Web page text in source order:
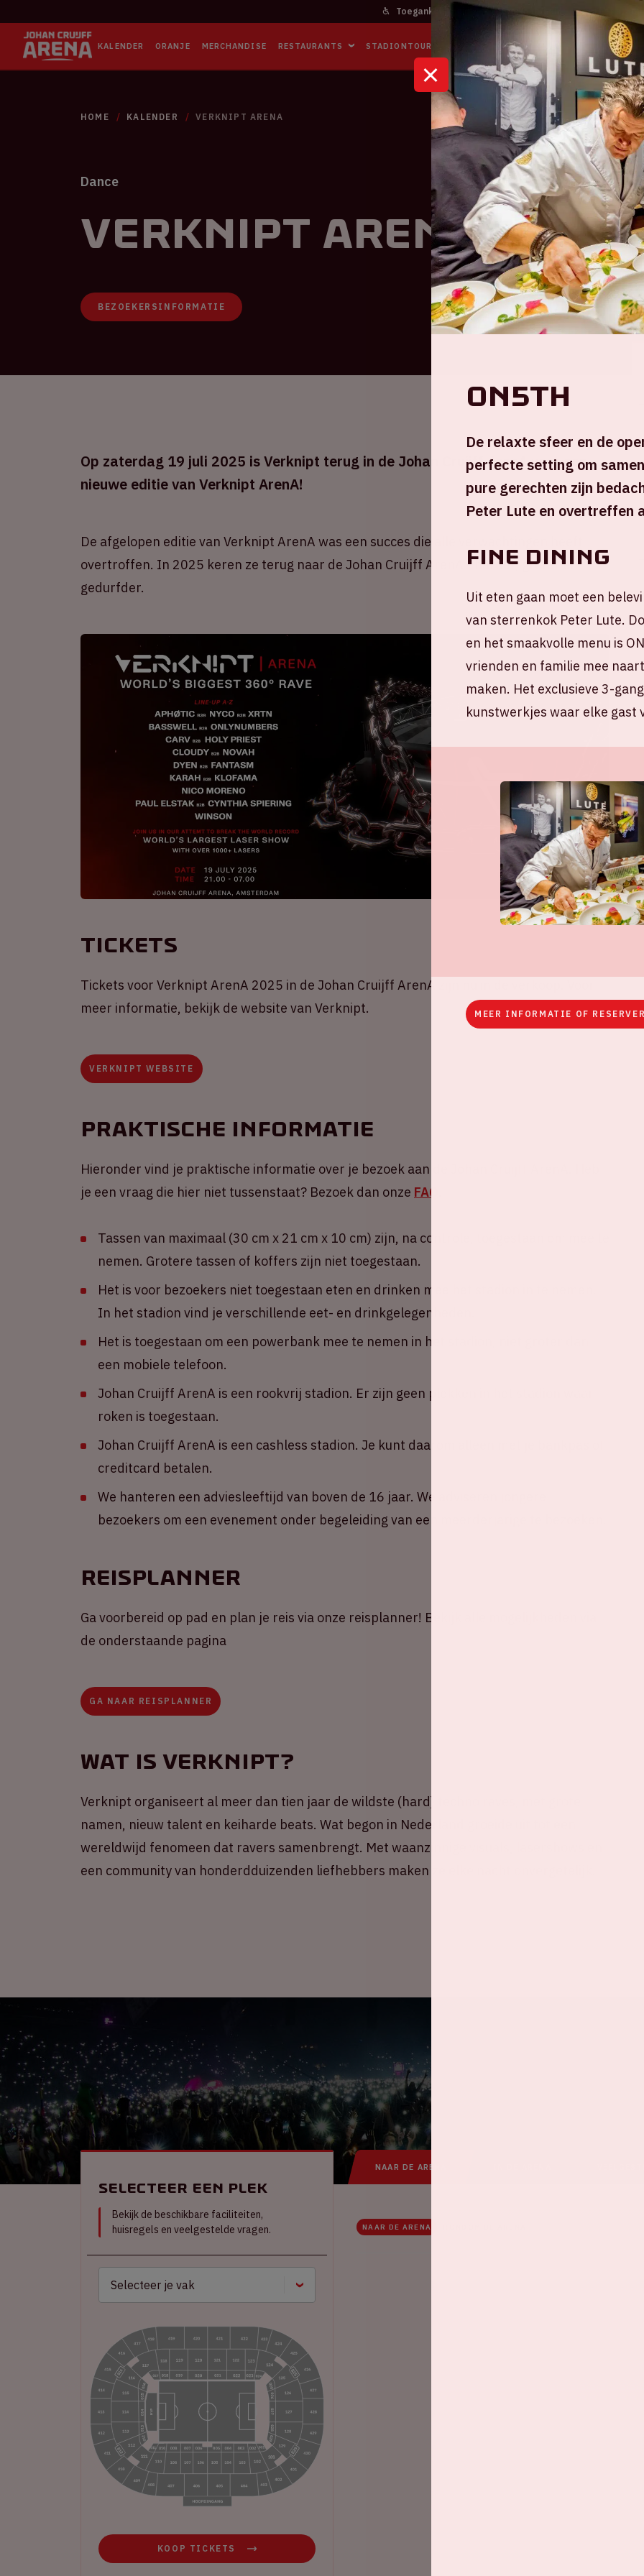
Toegankelijkheid Bereikbaarheid In het
KALENDER ORANJE MERCHANDISE RESTAURANTS STADIONTOURS NAAR DE ARENA BUSINESS EVENTS
HOME KALENDER VERKNIPT ARENA
Dance
Verknipt ArenA
BEZOEKERSINFORMATIE
Op zaterdag 19 juli 2025 is Verknipt terug in de Johan Cruijff ArenA voor een
nieuwe editie van Verknipt ArenA!
De afgelopen editie van Verknipt ArenA was een succes die alle verwachtingen heeft
overtroffen. In 2025 keren ze terug naar de Johan Cruijff ArenA - harder, groter en
gedurfder.
Tickets
Tickets voor Verknipt ArenA 2025 in de Johan Cruijff ArenA zijn nu in de verkoop. Voor
meer informatie, bekijk de website van Verknipt.
VERKNIPT WEBSITE
Praktische informatie
Hieronder vind je praktische informatie over je bezoek aan de Johan Cruijff ArenA. Heb
je een vraag die hier niet tussenstaat? Bezoek dan onze FAQ
Tassen van maximaal (30 cm x 21 cm x 10 cm) zijn, na controle, toegestaan om mee te
nemen. Grotere tassen of koffers zijn niet toegestaan.
Het is voor bezoekers niet toegestaan eten en drinken mee het stadion in te nemen.
In het stadion vind je verschillende eet- en drinkgelegenheden.
Het is toegestaan om een powerbank mee te nemen in het stadion, niet groter dan
een mobiele telefoon.
Johan Cruijff ArenA is een rookvrij stadion. Er zijn geen plekken in het stadion waar
roken is toegestaan.
Johan Cruijff ArenA is een cashless stadion. Je kunt daarom alleen met je bankpas of
creditcard betalen.
We hanteren een adviesleeftijd van boven de 16 jaar. We adviseren jongere
bezoekers om een evenement onder begeleiding van een meerderjarige te bezoeken.
Reisplanner
Ga voorbereid op pad en plan je reis via onze reisplanner! Bekijk alle mogelijkheden via
de onderstaande pagina
GA NAAR REISPLANNER
Wat is Verknipt?
Verknipt organiseert al meer dan tien jaar de wildste (hard) techno raves, met grote
namen, nieuw talent en keiharde beats. Wat begon in Nederland groeide uit tot een
wereldwijd fenomeen dat ravers samenbrengt. Met waanzinnige visuals, lasershows en
een community van honderdduizenden liefhebbers maken ze elke nacht onvergetelijk.
NAAR DE ARENA
NAAR DE ARENA
Selecteer een plek
Bekijk de beschikbare faciliteiten,
huisregels en veelgestelde vragen.
KOOP TICKETS
ON5TH
De relaxte sfeer en de
perfecte setting om
pure gerechten zijn
Peter Lute en overtreffen
Fine dining
Uit eten gaan moet een
van sterrenkok Peter Lute.
en het smaakvolle menu is
vrienden en familie mee
maken. Het exclusieve 3-
kunstwerkjes waar elke gast
MEER INFORMATIE OF